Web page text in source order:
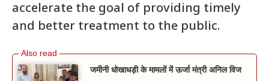
accelerate the goal of providing timely
and better treatment to the public.
जमीनी धोखाधड़ी के मामलों में ऊर्जा मंत्री अनिल विज